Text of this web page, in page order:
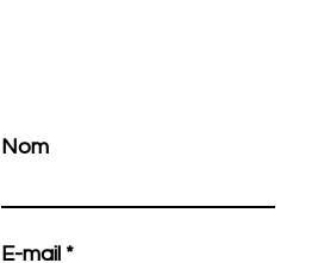
E-mail
Nom